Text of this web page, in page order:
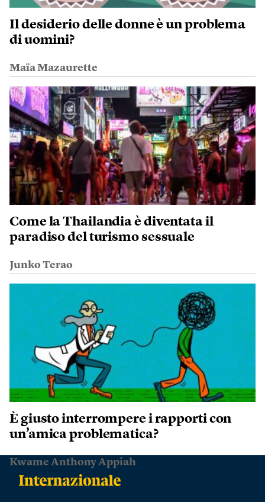
Il desiderio delle donne è un problema
di uomini?
Maïa Mazaurette
Come la Thailandia è diventata il
paradiso del turismo sessuale
Junko Terao
È giusto interrompere i rapporti con
un’amica problematica?
Kwame Anthony Appiah